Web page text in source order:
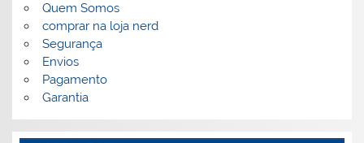
Quem Somos
comprar na loja nerd
Segurança
Envios
Pagamento
Garantia